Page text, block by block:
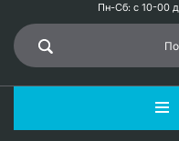
Пн-Сб: с 10-00